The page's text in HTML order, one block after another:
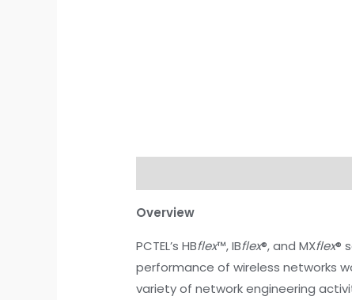
Overview
PCTEL’s HBflex™, IBflex®, and MXflex®
performance of wireless networks
variety of network engineering